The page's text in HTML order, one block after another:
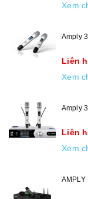
Xem
Amply
Liên
Xem
Amply
Liên
Xem
AMPLY